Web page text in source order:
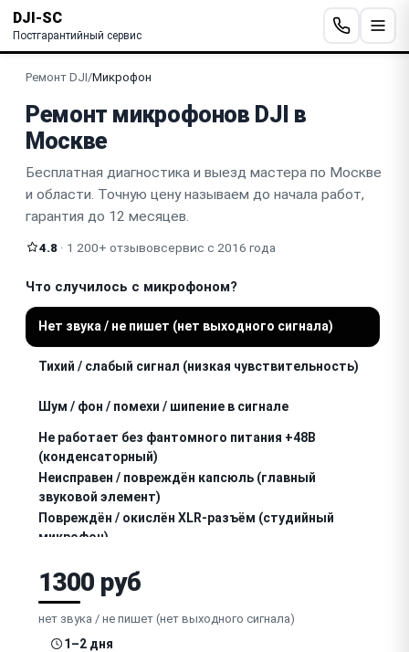
DJI-SC
Постгарантийный сервис
Ремонт DJI/Микрофон
Ремонт микрофонов DJI в
Москве
Бесплатная диагностика и выезд мастера по Москве
и области. Точную цену называем до начала работ,
гарантия до 12 месяцев.
4.8 · 1 200+ отзывовсервис с 2016 года
Что случилось с микрофоном?
Нет звука / не пишет (нет выходного сигнала)
Тихий / слабый сигнал (низкая чувствительность)
Шум / фон / помехи / шипение в сигнале
Не работает без фантомного питания +48В
(конденсаторный)
Неисправен / повреждён капсюль (главный
звуковой элемент)
Повреждён / окислён XLR-разъём (студийный
микрофон)
Не работают переключатели (pad, low-cut,
диаграмма направленности)
Для беспроводных: нет связи передатчик-
1300 руб
нет звука / не пишет (нет выходного сигнала)
1–2 дня